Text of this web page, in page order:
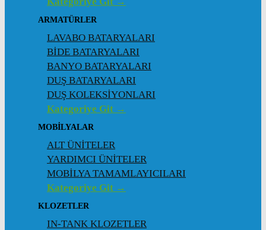
ARMATÜRLER
LAVABO BATARYALARI
BİDE BATARYALARI
BANYO BATARYALARI
DUŞ BATARYALARI
DUŞ KOLEKSİYONLARI
Kategoriye Git →
MOBİLYALAR
ALT ÜNİTELER
YARDIMCI ÜNİTELER
MOBİLYA TAMAMLAYICILARI
Kategoriye Git →
KLOZETLER
IN-TANK KLOZETLER